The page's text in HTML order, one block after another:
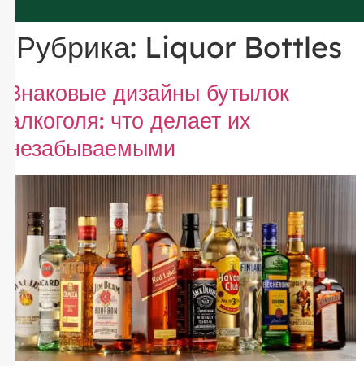
Рубрика: Liquor Bottles
Знаковые дизайны бутылок
алкоголя: что делает их
незабываемыми